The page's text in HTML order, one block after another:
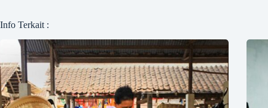
Info Terkait :